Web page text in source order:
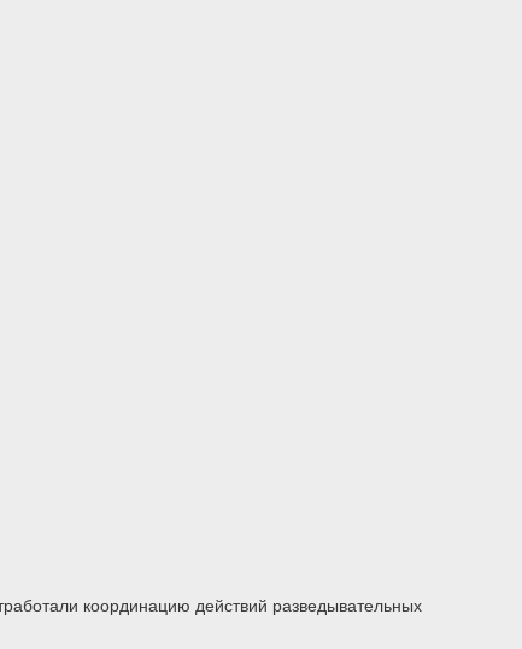
координацию действий разведывательных